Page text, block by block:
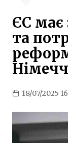
ЄС має
та
18/07/2025